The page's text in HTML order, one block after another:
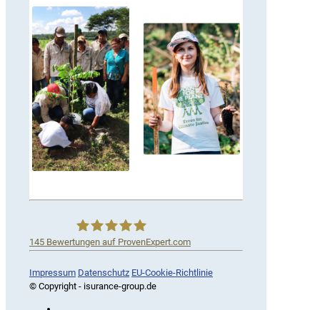
iSurance
145 Bewertungen auf ProvenExpert.com
Impressum Datenschutz EU-Cookie-Richtlinie
© Copyright - isurance-group.de